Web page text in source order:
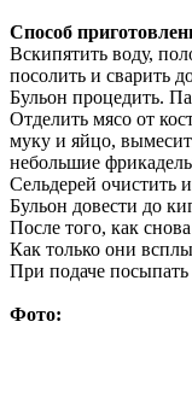
Способ
Вскипятить воду,
посолить и сварить
Бульон процедить.
Отделить мясо от
муку и яйцо,
небольшие
Сельдерей очистить
Бульон довести до
После того, как
Как только они
При подаче
Фото: